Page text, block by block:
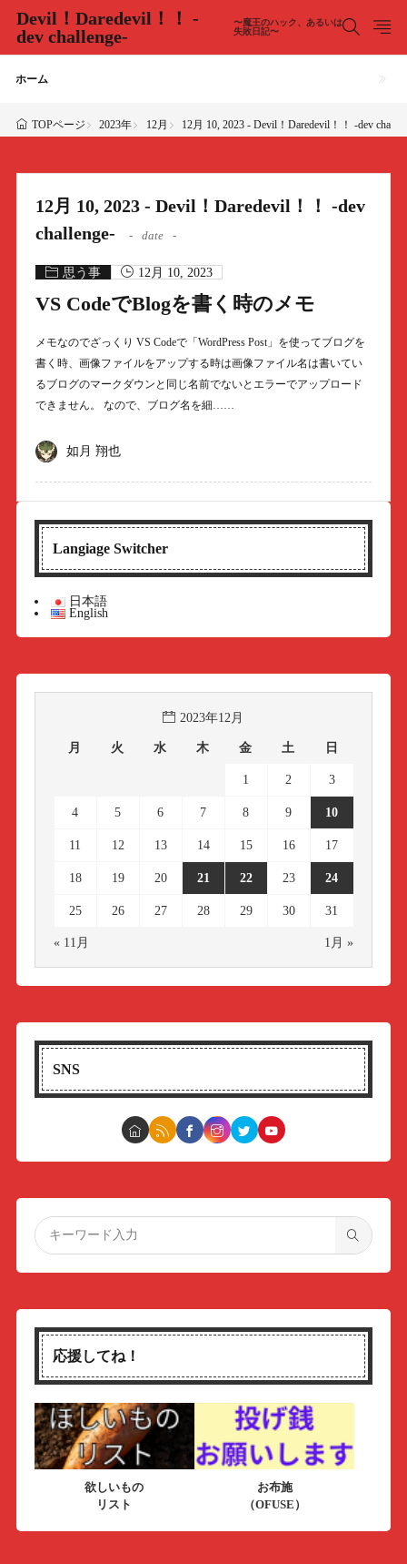
Devil！Daredevil！！ -
dev challenge-
〜魔王のハック、あるいは
失敗日記〜
ホーム
TOPページ 2023年 12月 12月 10, 2023 - Devil！Daredevil！！ -dev
12月 10, 2023 - Devil！Daredevil！！ -dev
challenge-
date
思う事 12月 10, 2023
VS CodeでBlogを書く時のメモ
メモなのでざっくり VS Codeで「WordPress Post」を使ってブログを
書く時、画像ファイルをアップする時は画像ファイル名は書いてい
るブログのマークダウンと同じ名前でないとエラーでアップロード
できません。 なので、ブログ名を細……
如月 翔也
Langiage Switcher
日本語
English
2023年12月
月 火 水 木 金 土 日
1 2 3
4 5 6 7 8 9 10
11 12 13 14 15 16 17
18 19 20 21 22 23 24
25 26 27 28 29 30 31
« 11月 1月 »
SNS
応援してね！
欲しいもの
リスト
お布施
（OFUSE）